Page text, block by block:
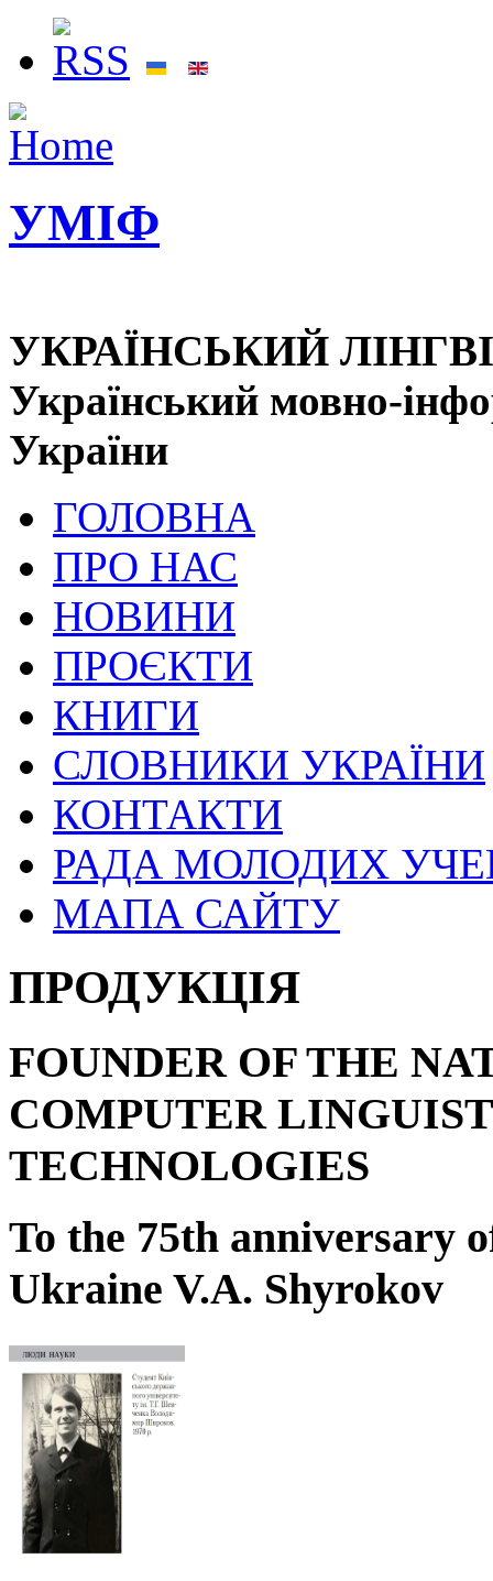
УМІФ
УКРАЇНСЬКИЙ
Український мовно-
України
ГОЛОВНА
ПРО НАС
НОВИНИ
ПРОЄКТИ
КНИГИ
СЛОВНИКИ УКРАЇНИ
КОНТАКТИ
РАДА МОЛОДИХ
МАПА САЙТУ
ПРОДУКЦІЯ
FOUNDER OF THE
COMPUTER
TECHNOLOGIES
To the 75th anniversary
Ukraine V.A. Shyrokov